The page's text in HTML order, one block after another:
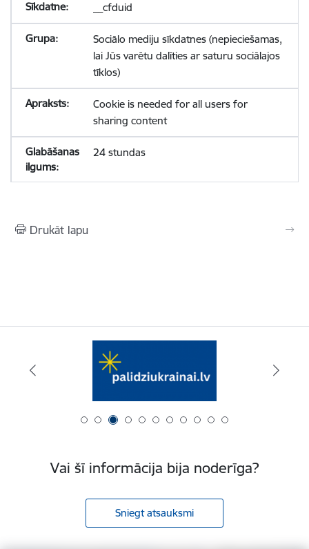
__cfduid
Sociālo mediju sīkdatnes (nepieciešamas,
lai Jūs varētu dalīties ar saturu sociālajos
tīklos)
Cookie is needed for all users for
sharing content
24 stundas
Drukāt lapu
Vai šī informācija bija noderīga?
Sniegt atsauksmi